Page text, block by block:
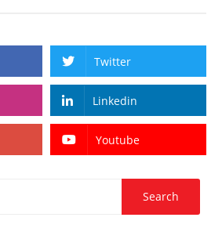
Twitter
Linkedin
Youtube